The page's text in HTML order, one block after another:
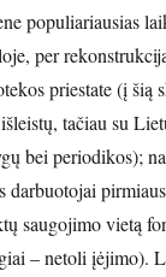
populiariausias
per
priestate (į šią
tačiau su
bei periodikos);
darbuotojai
saugojimo vietą
– netoli įėjimo).